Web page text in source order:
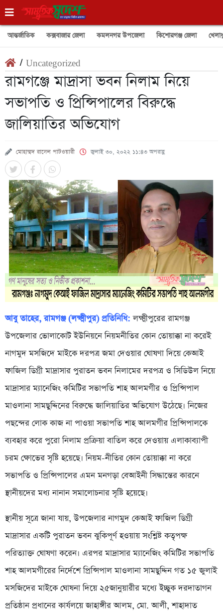
আন্তর্জাতিক কক্সবাজার জেলা কমলনগর উপজেলা কিশোরগঞ্জ জেলা
/ Uncategorized
রামগঞ্জে মাদ্রাসা ভবন নিলাম নিয়ে
সভাপতি ও প্রিন্সিপালের বিরুদ্ধে
জালিয়াতির অভিযোগ
মোহাম্মদ রাসেল পাটওয়ারী জুলাই ৩০, ২০২২ ১১:৪৩ অপরাহ্ণ
আবু তাহের, রামগঞ্জ (লক্ষ্মীপুর) প্রতিনিধি: লক্ষ্মীপুরের রামগঞ্জ
উপজেলার ভোলাকোট ইউনিয়নে নিয়মনীতির কোন তোয়াক্কা না করেই
নাগমুদ মসজিদে মাইকে দরপত্র জমা দেওয়ার ঘোষণা দিয়ে কেআই
ফাজিল ডিগ্রী মাদ্রাসার পুরাতন ভবন নিলামের দরপত্র ও সিডিউল নিয়ে
মাদ্রাসার ম্যানেজিং কমিটির সভাপতি শাহ আলমগীর ও প্রিন্সিপাল
মাওলানা সামছুদ্দিনের বিরুদ্ধে জালিয়াতির অভিযোগ উঠেছে। নিজের
পছন্দের লোক কাজ না পাওয়া সভাপতি শাহ আলমগীর প্রিন্সিপালকে
ব্যবহার করে পুরো নিলাম প্রক্রিয়া বাতিল করে দেওয়ায় এলাকাব্যাপী
চরম ক্ষোভের সৃষ্টি হয়েছে। নিয়ম-নীতির কোন তোয়াক্কা না করে
সভাপতি ও প্রিন্সিপালের এমন মনগড়া বেআইনী সিদ্ধান্তের কারনে
স্থানীয়দের মধ্য নানান সমালোচনার সৃষ্টি হয়েছে।
স্থানীয় সূত্রে জানা যায়, উপজেলার নাগমুদ কেআই ফাজিল ডিগ্রী
মাদ্রাসার একটি পুরাতন ভবন ঝুকিপূর্ণ হওয়ায় সংশ্লিষ্ট কতৃপক্ষ
পরিত্যাক্ত ঘোষণা করেন। এরপর মাদ্রাসার ম্যানেজিং কমিটির সভাপতি
শাহ আলমগীরের নির্দেশে প্রিন্সিপাল মাওলানা সামছুদ্দিন গত ১৫ জুলাই
মসজিদের মাইকে ঘোষনা দিয়ে ২৫জানুয়ারীর মধ্যে ইচ্ছুক দরদাতাগন
প্রতিষ্ঠান প্রধানের কার্যলয়ে জাহাঙ্গীর আলম, মো. আলী, শাহাদাত